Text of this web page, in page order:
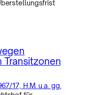
Transitzonen
17, H.M. u.a. gg.